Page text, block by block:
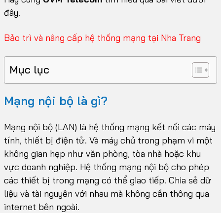
đây.
Bảo trì và nâng cấp hệ thống mạng tại Nha Trang
Mục lục
Mạng nội bộ là gì?
Mạng nội bộ (LAN) là hệ thống mạng kết nối các máy
tính, thiết bị điện tử. Và máy chủ trong phạm vi một
không gian hẹp như văn phòng, tòa nhà hoặc khu
vực doanh nghiệp. Hệ thống mạng nội bộ cho phép
các thiết bị trong mạng có thể giao tiếp. Chia sẻ dữ
liệu và tài nguyên với nhau mà không cần thông qua
internet bên ngoài.